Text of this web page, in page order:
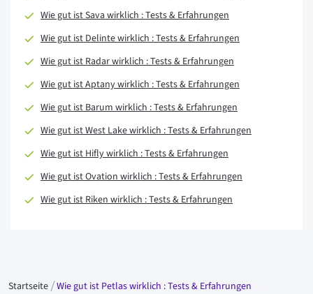
Wie gut ist Sava wirklich : Tests & Erfahrungen
Wie gut ist Delinte wirklich : Tests & Erfahrungen
Wie gut ist Radar wirklich : Tests & Erfahrungen
Wie gut ist Aptany wirklich : Tests & Erfahrungen
Wie gut ist Barum wirklich : Tests & Erfahrungen
Wie gut ist West Lake wirklich : Tests & Erfahrungen
Wie gut ist Hifly wirklich : Tests & Erfahrungen
Wie gut ist Ovation wirklich : Tests & Erfahrungen
Wie gut ist Riken wirklich : Tests & Erfahrungen
Startseite Wie gut ist Petlas wirklich : Tests & Erfahrungen